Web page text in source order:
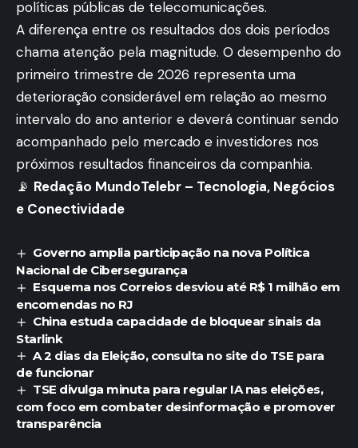
políticas públicas de telecomunicações.
A diferença entre os resultados dos dois períodos
chama atenção pela magnitude. O desempenho do
primeiro trimestre de 2026 representa uma
deterioração considerável em relação ao mesmo
intervalo do ano anterior e deverá continuar sendo
acompanhado pelo mercado e investidores nos
próximos resultados financeiros da companhia.
📡 Redação MundoTelebr – Tecnologia, Negócios
e Conectividade
Governo amplia participação na nova Política
Nacional de Cibersegurança
Esquema nos Correios desviou até R$ 1 milhão em
encomendas no RJ
China estuda capacidade de bloquear sinais da
Starlink
A 2 dias da Eleição, consulta no site do TSE para
de funcionar
TSE divulga minuta para regular IA nas eleições,
com foco em combater desinformação e promover
transparência